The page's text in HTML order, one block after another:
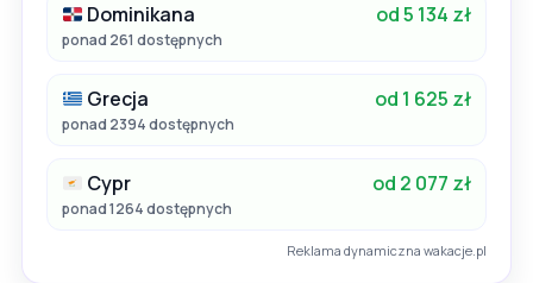
Dominikana od 5 134 zł
ponad 261 dostępnych
Grecja od 1 625 zł
ponad 2394 dostępnych
Cypr od 2 077 zł
ponad 1264 dostępnych
Reklama dynamiczna wakacje.pl